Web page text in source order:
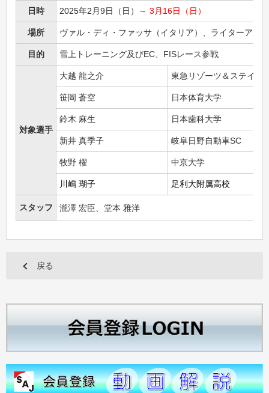
日時 2025年2月9日（日）～ 3月16日（日）
場所 ヴァル・ディ・ファッサ（イタリア）、ライターアル
目的 雪上トレーニング及びEC、FISレース参戦
対象選手
大越 龍之介 東急リゾーツ＆ステイ株
笹岡 蒼空 日本体育大学
鈴木 麻生 日本歯科大学
新井 真季子 岐阜日野自動車SC
牧野 櫂 中京大学
川嶋 瑚子 足利大附属高校
スタッフ 瀧澤 宏臣、堂本 雅洋
戻る